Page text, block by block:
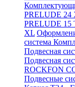
PRELUDE 24
PRELUDE 15
XL
система
Подвесная
Подвесная
ROCKFON
Подвесные